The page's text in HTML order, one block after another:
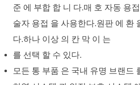
준 에 부합 합 니 다.매 호 자동 용
술자 용접 을 사용한다.원판 에 환
다.하나 이상 의 칸 막 이 는
를 선택 할 수 있다.
모든 통 부품 은 국내 유명 브랜드